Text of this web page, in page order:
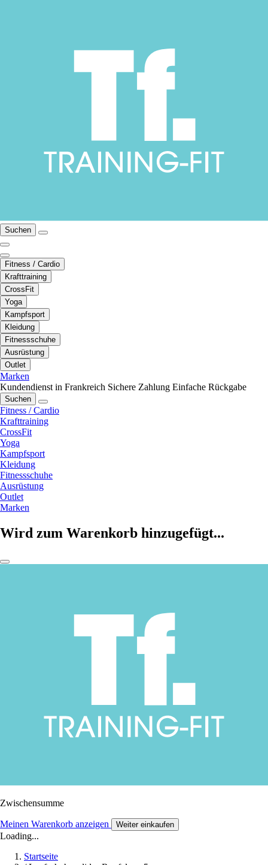
Suchen
Fitness / Cardio
Krafttraining
CrossFit
Yoga
Kampfsport
Kleidung
Fitnessschuhe
Ausrüstung
Outlet
Marken
Kundendienst in Frankreich Sichere Zahlung Einfache Rückgabe
Suchen
Fitness / Cardio
Krafttraining
CrossFit
Yoga
Kampfsport
Kleidung
Fitnessschuhe
Ausrüstung
Outlet
Marken
Wird zum Warenkorb hinzugefügt...
Zwischensumme
Meinen Warenkorb anzeigen Weiter einkaufen
Loading...
Startseite